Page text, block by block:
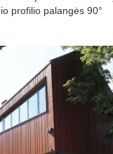
profilio palangės 90°